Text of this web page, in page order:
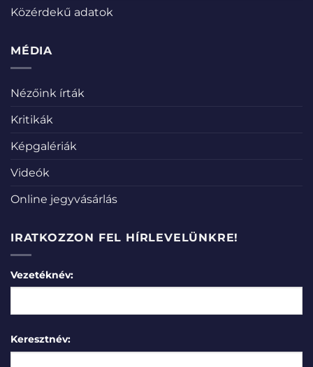
Közérdekű adatok
MÉDIA
Nézőink írták
Kritikák
Képgalériák
Videók
Online jegyvásárlás
IRATKOZZON FEL HÍRLEVELÜNKRE!
Vezetéknév:
Keresztnév: